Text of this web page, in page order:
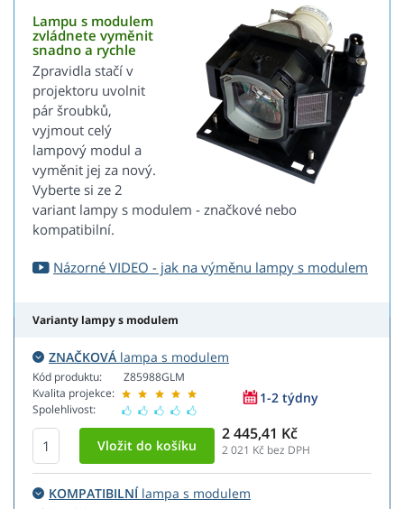
Lampu s modulem
zvládnete vyměnit
snadno a rychle
Zpravidla stačí v
projektoru uvolnit
pár šroubků,
vyjmout celý
lampový modul a
vyměnit jej za nový.
Vyberte si ze 2
variant lampy s modulem - značkové nebo
kompatibilní.
Názorné VIDEO - jak na výměnu lampy s modulem
Varianty lampy s modulem
ZNAČKOVÁ lampa s modulem
Kód produktu:
Kvalita projekce:
Spolehlivost:
Z85988GLM
1-2 týdny
2 445,41 Kč
2 021 Kč bez DPH
KOMPATIBILNÍlampa s modulem